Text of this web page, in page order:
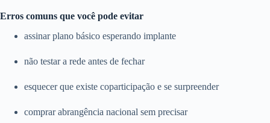
Erros comuns que você pode evitar
assinar plano básico esperando implante
não testar a rede antes de fechar
esquecer que existe coparticipação e se surpreender
comprar abrangência nacional sem precisar